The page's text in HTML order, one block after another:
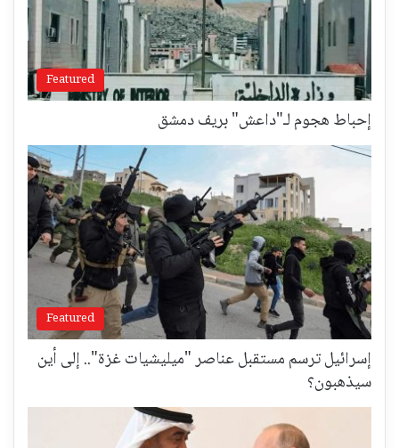
Featured
إحباط هجوم لـ"داعش" بريف دمشق
Featured
إسرائيل ترسم مستقبل عناصر "ميليشيات غزة".. إلى أين
سيذهبون؟